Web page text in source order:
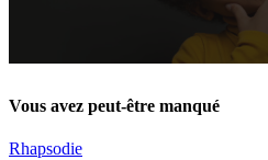
Vous avez peut-être manqué
Rhapsodie